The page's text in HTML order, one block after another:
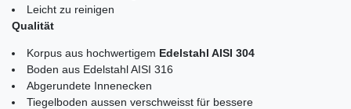
Leicht zu reinigen
Qualität
Korpus aus hochwertigem Edelstahl AISI 304
Boden aus Edelstahl AISI 316
Abgerundete Innenecken
Tiegelboden aussen verschweisst für bessere